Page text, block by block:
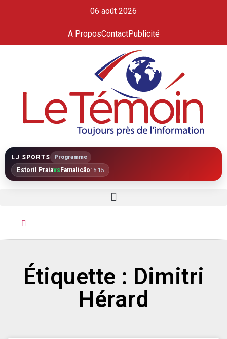
06 août 2026
A ProposContactPublicité
LJ SPORTS Programme
Estoril PraiavsFamalicão15:15
Étiquette : Dimitri
Hérard